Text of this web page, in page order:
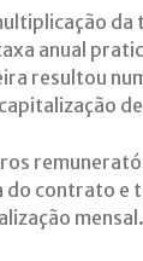
da
anual
resultou
do contrato e
mensal.